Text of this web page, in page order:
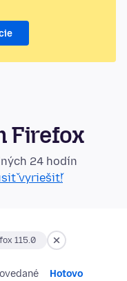
Firefox
24 hodín
vyriešiť!
115.0
Hotovo